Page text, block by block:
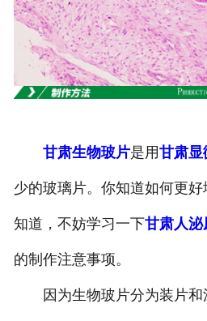
-
甘
-
-
甘肃生物玻片是用甘肃显
少的玻璃片。你知道如何更
知道，不妨学习一下甘肃人泌
的制作注意事项。
因为生物玻片分为装片和